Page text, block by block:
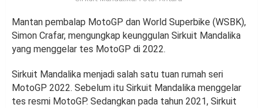
Mantan pembalap MotoGP dan World Superbike (WSBK),
Simon Crafar, mengungkap keunggulan Sirkuit Mandalika
yang menggelar tes MotoGP di 2022.
Sirkuit Mandalika menjadi salah satu tuan rumah seri
MotoGP 2022. Sebelum itu Sirkuit Mandalika menggelar
tes resmi MotoGP. Sedangkan pada tahun 2021, Sirkuit